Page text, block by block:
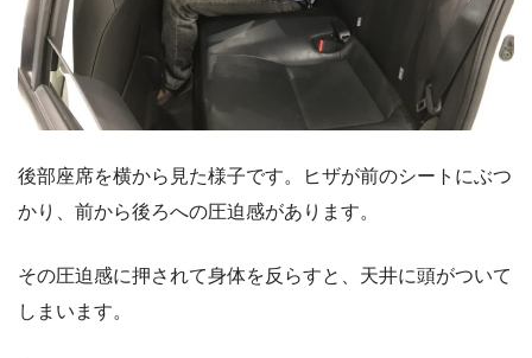
後部座席を横から見た様子です。ヒザが前のシートにぶつ
かり、前から後ろへの圧迫感があります。
その圧迫感に押されて身体を反らすと、天井に頭がついて
しまいます。